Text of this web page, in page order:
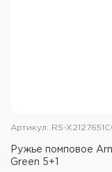
Артикул: RS-
Ружье помповое
Green 5+1